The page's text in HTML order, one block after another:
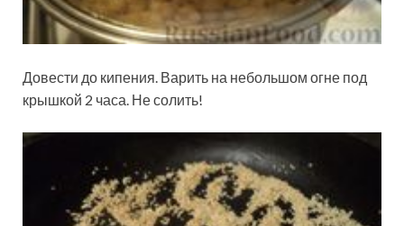
Довести до кипения. Варить на небольшом огне под
крышкой 2 часа. Не солить!